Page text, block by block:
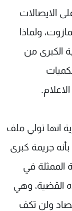
الايصالات
ولماذا
الكبرى من
انها تولي ملف
جريمة كبرى
الممثلة في
القضية، وهي
ولن تكف